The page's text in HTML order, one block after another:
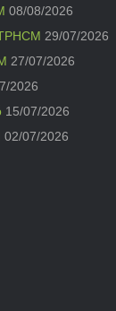
08/08/2026
29/07/2026
27/07/2026
2026
15/07/2026
02/07/2026